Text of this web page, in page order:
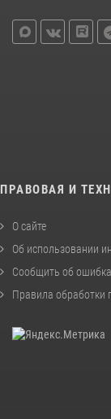
ПРАВОВАЯ И
О сайте
Об использовании
Сообщить об
Правила обработки